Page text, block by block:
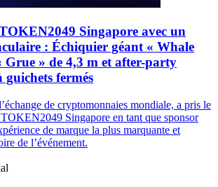
Singapore avec un
: Échiquier géant « Whale
Grue » de 4,3 m et after-party
fermés
de cryptomonnaies mondiale, a pris le
Singapore en tant que sponsor
de marque la plus marquante et
de l’événement.